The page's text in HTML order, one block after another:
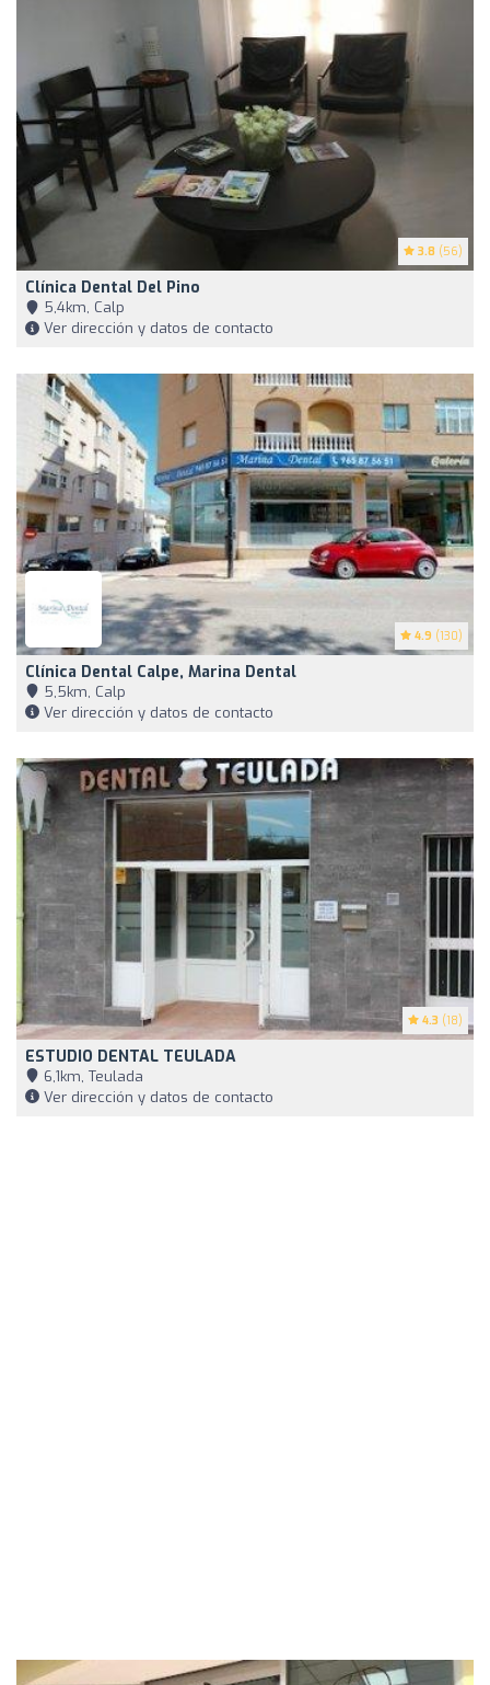
3.8 (56)
Clínica Dental Del Pino
5,4km, Calp
Ver dirección y datos de contacto
4.9 (130)
Clínica Dental Calpe, Marina Dental
5,5km, Calp
Ver dirección y datos de contacto
4.3 (18)
ESTUDIO DENTAL TEULADA
6,1km, Teulada
Ver dirección y datos de contacto